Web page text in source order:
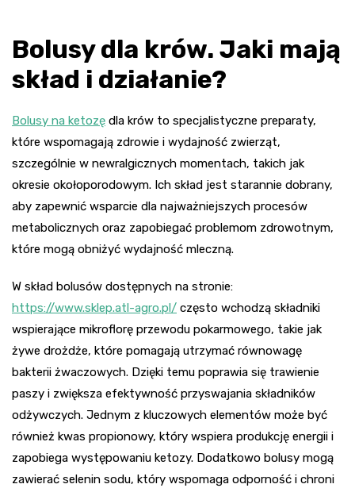
Bolusy dla krów. Jaki mają
skład i działanie?
Bolusy na ketozę dla krów to specjalistyczne preparaty,
które wspomagają zdrowie i wydajność zwierząt,
szczególnie w newralgicznych momentach, takich jak
okresie okołoporodowym. Ich skład jest starannie dobrany,
aby zapewnić wsparcie dla najważniejszych procesów
metabolicznych oraz zapobiegać problemom zdrowotnym,
które mogą obniżyć wydajność mleczną.
W skład bolusów dostępnych na stronie:
https://www.sklep.atl-agro.pl/ często wchodzą składniki
wspierające mikroflorę przewodu pokarmowego, takie jak
żywe drożdże, które pomagają utrzymać równowagę
bakterii żwaczowych. Dzięki temu poprawia się trawienie
paszy i zwiększa efektywność przyswajania składników
odżywczych. Jednym z kluczowych elementów może być
również kwas propionowy, który wspiera produkcję energii i
zapobiega występowaniu ketozy. Dodatkowo bolusy mogą
zawierać selenin sodu, który wspomaga odporność i chroni